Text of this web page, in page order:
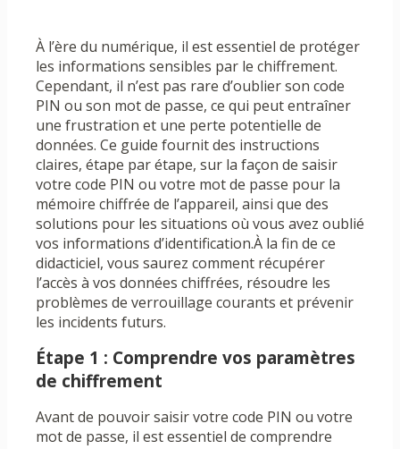
À l’ère du numérique, il est essentiel de protéger
les informations sensibles par le chiffrement.
Cependant, il n’est pas rare d’oublier son code
PIN ou son mot de passe, ce qui peut entraîner
une frustration et une perte potentielle de
données. Ce guide fournit des instructions
claires, étape par étape, sur la façon de saisir
votre code PIN ou votre mot de passe pour la
mémoire chiffrée de l’appareil, ainsi que des
solutions pour les situations où vous avez oublié
vos informations d’identification.À la fin de ce
didacticiel, vous saurez comment récupérer
l’accès à vos données chiffrées, résoudre les
problèmes de verrouillage courants et prévenir
les incidents futurs.
Étape 1 : Comprendre vos paramètres
de chiffrement
Avant de pouvoir saisir votre code PIN ou votre
mot de passe, il est essentiel de comprendre